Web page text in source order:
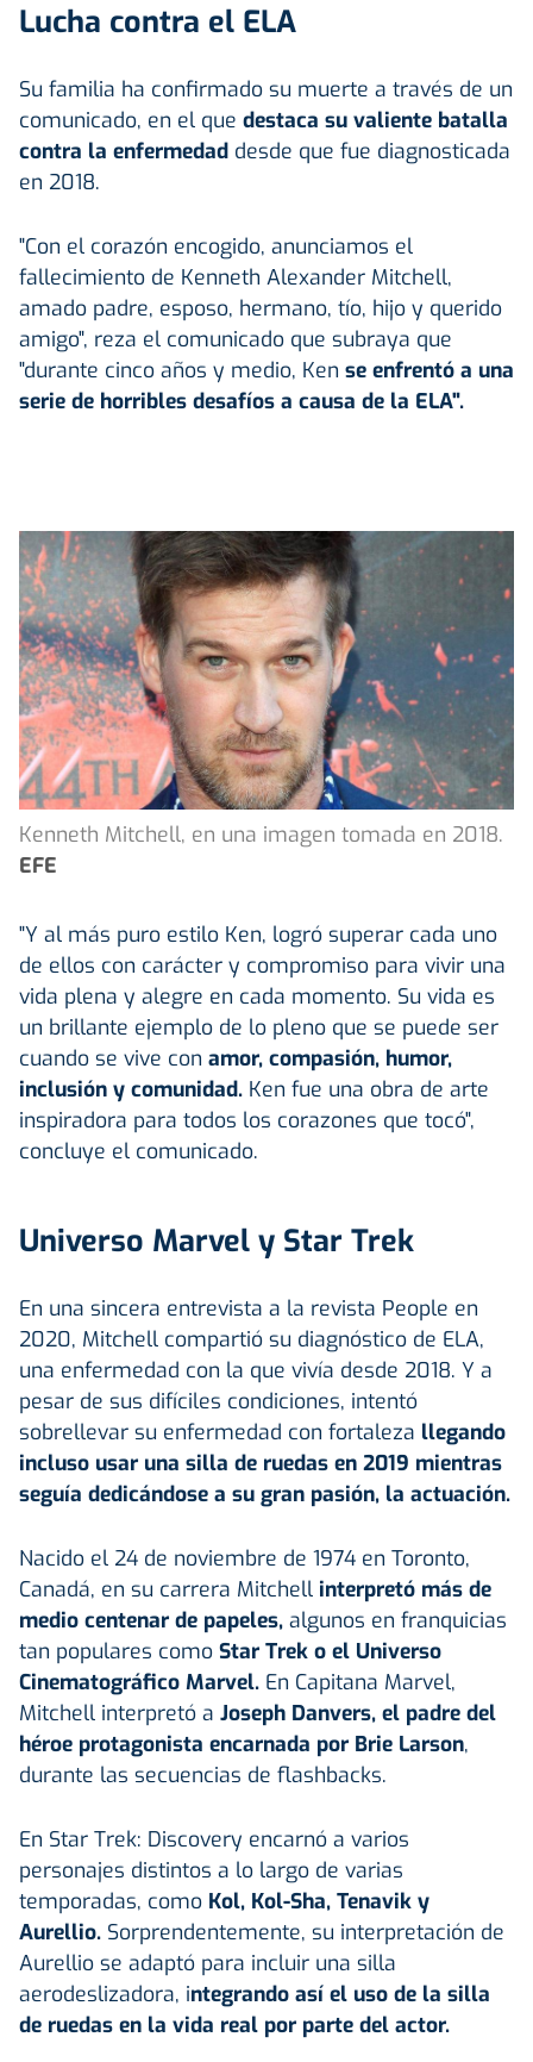
Lucha contra el ELA
Su familia ha confirmado su muerte a través de un
comunicado, en el que destaca su valiente batalla
contra la enfermedad desde que fue diagnosticada
en 2018.
"Con el corazón encogido, anunciamos el
fallecimiento de Kenneth Alexander Mitchell,
amado padre, esposo, hermano, tío, hijo y querido
amigo", reza el comunicado que subraya que
"durante cinco años y medio, Ken se enfrentó a una
serie de horribles desafíos a causa de la ELA".
Kenneth Mitchell, en una imagen tomada en 2018.
EFE
"Y al más puro estilo Ken, logró superar cada uno
de ellos con carácter y compromiso para vivir una
vida plena y alegre en cada momento. Su vida es
un brillante ejemplo de lo pleno que se puede ser
cuando se vive con amor, compasión, humor,
inclusión y comunidad. Ken fue una obra de arte
inspiradora para todos los corazones que tocó",
concluye el comunicado.
Universo Marvel y Star Trek
En una sincera entrevista a la revista People en
2020, Mitchell compartió su diagnóstico de ELA,
una enfermedad con la que vivía desde 2018. Y a
pesar de sus difíciles condiciones, intentó
sobrellevar su enfermedad con fortaleza llegando
incluso usar una silla de ruedas en 2019 mientras
seguía dedicándose a su gran pasión, la actuación.
Nacido el 24 de noviembre de 1974 en Toronto,
Canadá, en su carrera Mitchell interpretó más de
medio centenar de papeles, algunos en franquicias
tan populares como Star Trek o el Universo
Cinematográfico Marvel. En Capitana Marvel,
Mitchell interpretó a Joseph Danvers, el padre del
héroe protagonista encarnada por Brie Larson,
durante las secuencias de flashbacks.
En Star Trek: Discovery encarnó a varios
personajes distintos a lo largo de varias
temporadas, como Kol, Kol-Sha, Tenavik y
Aurellio. Sorprendentemente, su interpretación de
Aurellio se adaptó para incluir una silla
aerodeslizadora, integrando así el uso de la silla
de ruedas en la vida real por parte del actor.